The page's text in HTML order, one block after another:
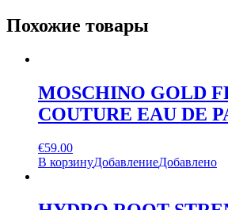
Похожие товары
MOSCHINO GOLD
COUTURE EAU DE
€59.00
В корзинуДобавлениеДобавлено